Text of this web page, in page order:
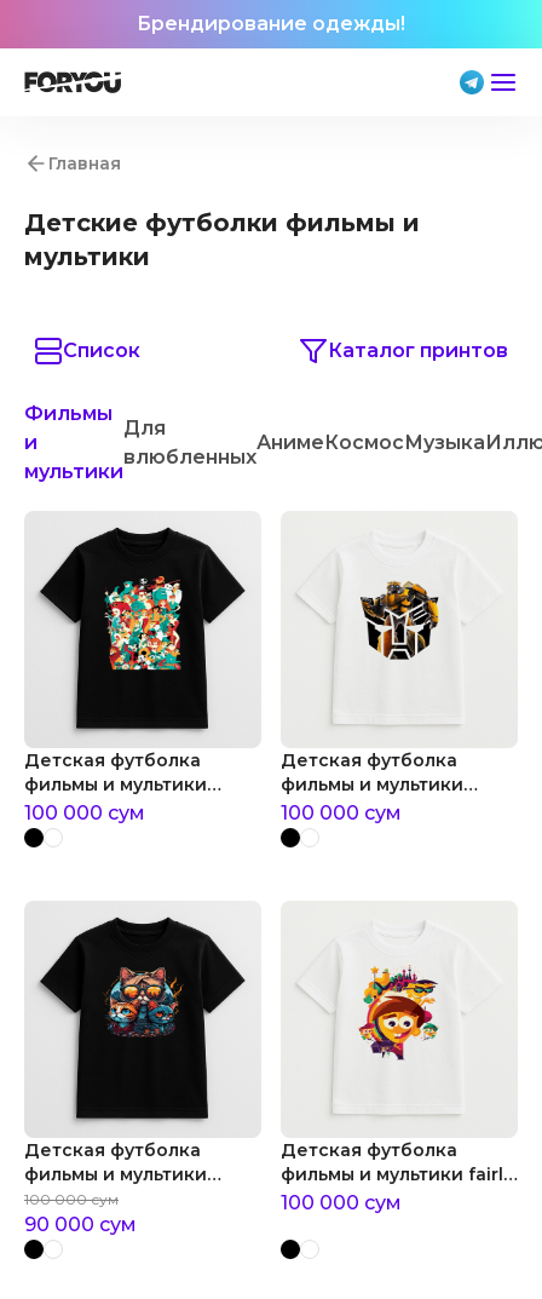
Брендирование одежды!
Главная
Детские футболки фильмы и
мультики
Список Каталог принтов
Фильмы
и
мультики
Для
влюбленных
АнимеКосмосМузыка
Детская футболка
фильмы и мультики
герои мышиного дома
walt disney
100 000 сум
Детская футболка
фильмы и мультики
трансформер bumblebee
100 000 сум
Детская футболка
фильмы и мультики
мультяшные котики в
очках
100 000 сум
90 000 сум
Детская футболка
фильмы и мультики fairly
parrents
100 000 сум